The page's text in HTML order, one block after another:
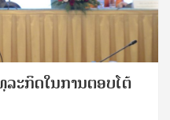
ລະກິດໃນການຕອບໂຕ້